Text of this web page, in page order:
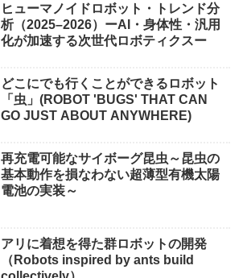
ヒューマノイドロボット・トレンド分
析（2025–2026）ーAI・身体性・汎用
化が加速する次世代ロボティクスー
どこにでも行くことができるロボット
「虫」(ROBOT 'BUGS' THAT CAN
GO JUST ABOUT ANYWHERE)
再充電可能なサイボーグ昆虫～昆虫の
基本動作を損なわない超薄型有機太陽
電池の実装～
アリに着想を得た群ロボットの開発
（Robots inspired by ants build